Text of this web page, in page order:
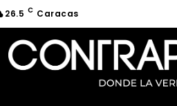
26.5 C Caracas